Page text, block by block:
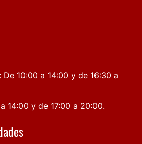
De 10:00 a 14:00 y de 16:30 a
14:00 y de 17:00 a 20:00.